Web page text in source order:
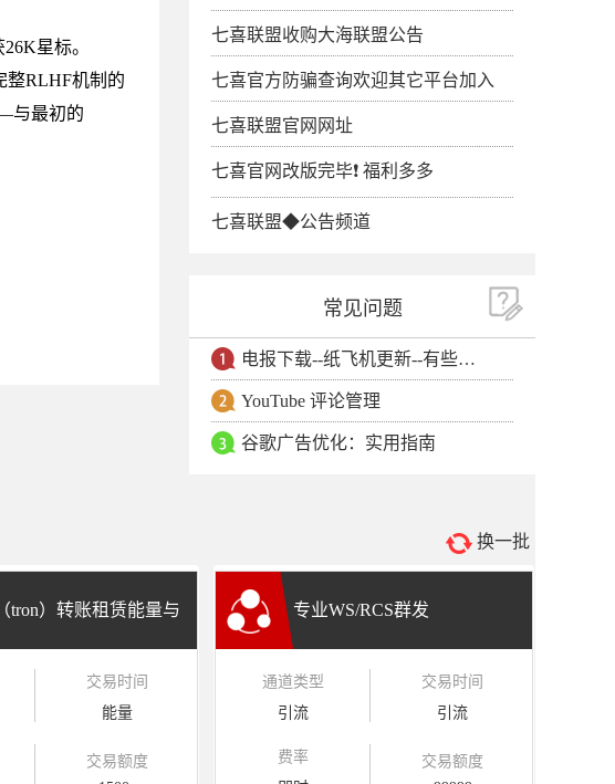
星标。
整RLHF机制的
与最初的
七喜联盟收购大海联盟公告
七喜官方防骗查询欢迎其它平台加入
七喜联盟官网网址
七喜官网改版完毕❗️ 福利多多
七喜联盟◆公告频道
常见问题
电报下载--纸飞机更新--有些用户安卓手机无法更新电报软件
YouTube 评论管理
谷歌广告优化：实用指南
换一批
tron）转账租赁能量与
交易时间
能量
交易额度
专业WS/RCS群发
通道类型
引流
交易时间
引流
费率
交易额度